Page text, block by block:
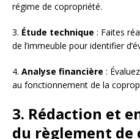
régime de copropriété.
3. Étude technique : Faites
de l’immeuble pour identifier
4. Analyse financière :
au fonctionnement de la
3. Rédaction et
du règlement de